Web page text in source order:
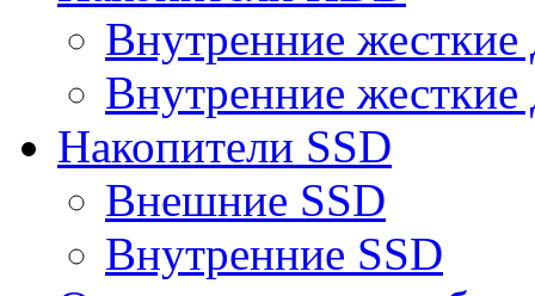
Внутренние
Внутренние
Накопители SSD
Внешние SSD
Внутренние SSD